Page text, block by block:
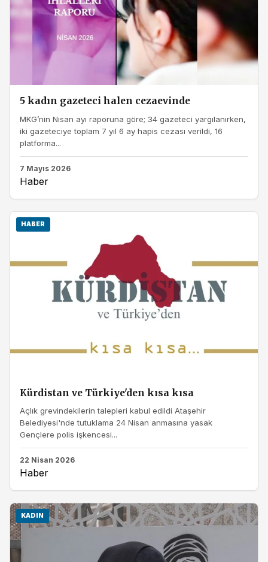
5 kadın gazeteci halen cezaevinde
MKG’nin Nisan ayı raporuna göre; 34 gazeteci yargılanırken,
iki gazeteciye toplam 7 yıl 6 ay hapis cezası verildi, 16
platforma...
7 Mayıs 2026
Haber
HABER
Kürdistan ve Türkiye'den kısa kısa
Açlık grevindekilerin talepleri kabul edildi Ataşehir
Belediyesi'nde tutuklama 24 Nisan anmasına yasak
Gençlere polis işkencesi...
22 Nisan 2026
Haber
KADIN